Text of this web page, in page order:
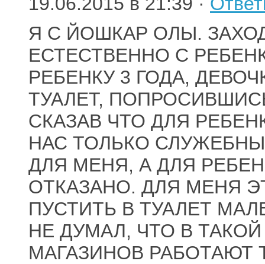
Я С ЙОШКАР ОЛЫ.
ЕСТЕСТВЕННО С
РЕБЕНКУ 3 ГОДА,
ТУАЛЕТ,
СКАЗАВ ЧТО ДЛЯ
НАС ТОЛЬКО
ДЛЯ МЕНЯ, А ДЛЯ
ОТКАЗАНО. ДЛЯ МЕНЯ
ПУСТИТЬ В ТУАЛЕТ
НЕ ДУМАЛ, ЧТО В
МАГАЗИНОВ РАБОТАЮТ